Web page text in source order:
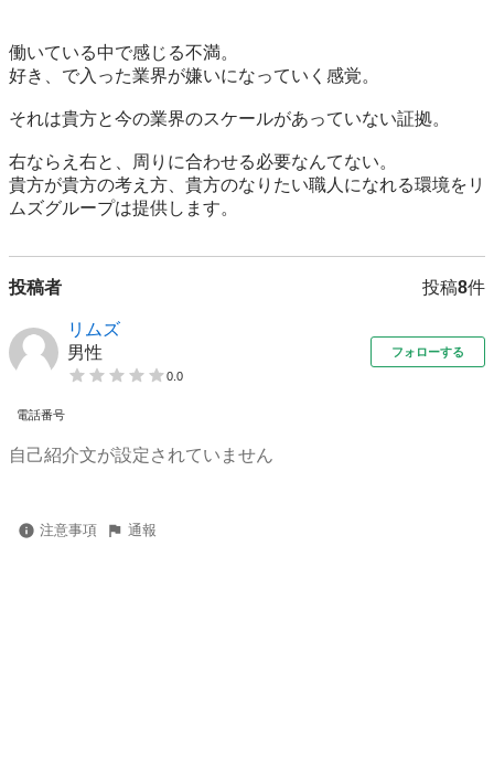
働いている中で感じる不満。
好き、で入った業界が嫌いになっていく感覚。
それは貴方と今の業界のスケールがあっていない証拠。
右ならえ右と、周りに合わせる必要なんてない。
貴方が貴方の考え方、貴方のなりたい職人になれる環境をリ
ムズグループは提供します。
投稿者 投稿8件
リムズ
男性
0.0
フォローする
電話番号
自己紹介文が設定されていません
注意事項 通報